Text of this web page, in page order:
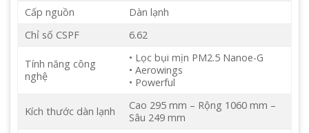
Cấp nguồn
Dàn lạnh
Chỉ số CSPF
6.62
Tính năng công
nghệ
• Lọc bụi mịn PM2.5 Nanoe-G
• Aerowings
• Powerful
Kích thước dàn lạnh
Cao 295 mm – Rộng 1060 mm –
Sâu 249 mm